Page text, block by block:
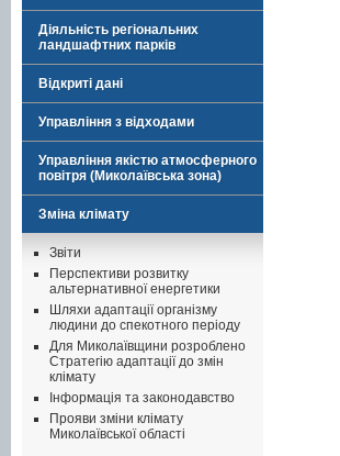
Діяльність регіональних
ландшафтних парків
Відкриті дані
Управління з відходами
Управління якістю атмосферного
повітря (Миколаївська зона)
Зміна клімату
Звіти
Перспективи розвитку
альтернативної енергетики
Шляхи адаптації організму
людини до спекотного періоду
Для Миколаївщини розроблено
Стратегію адаптації до змін
клімату
Інформація та законодавство
Прояви зміни клімату
Миколаївської області